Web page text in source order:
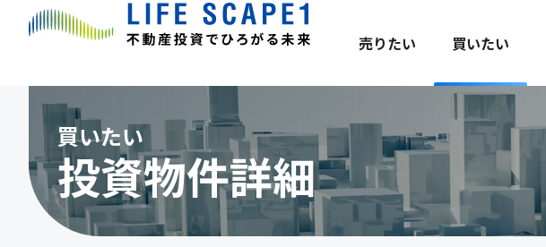
売りたい 買いたい
買いたい
投資物件詳細